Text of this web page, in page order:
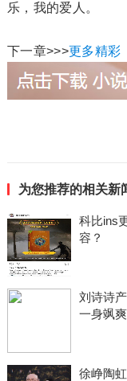
乐，我的爱人。
下一章>>>更多精彩
为您推荐的相关新
科比ins
容？
刘诗诗
一身飒
徐峥陶